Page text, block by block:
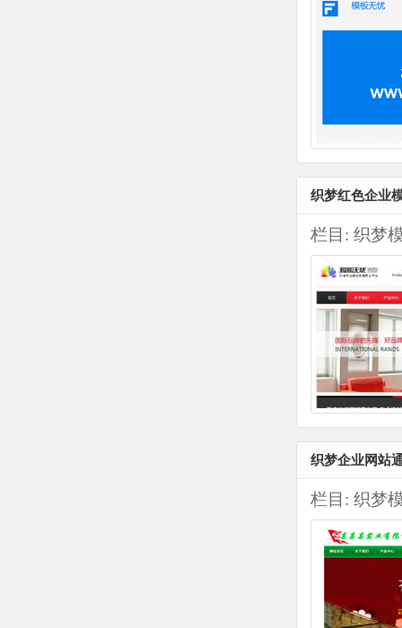
织梦红色企业
栏目: 织梦
织梦企业网站
栏目: 织梦